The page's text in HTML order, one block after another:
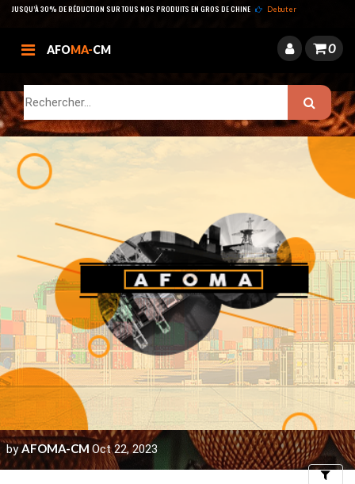
JUSQU’À 30% DE RÉDUCTION SUR TOUS NOS PRODUITS EN GROS DE CHINE Debuter
AFOMA-CM 0
byAFOMA-CM Oct 22, 2023
Filters